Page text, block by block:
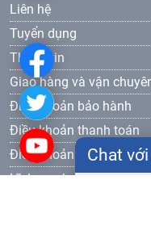
Liên hệ
Tuyển dụng
Thông tin
Giao hàng và vận
Điều khoản bảo hành
Điều khoản thanh toán
Điều khoản bảo mật
Lĩnh vực hoạt động
577
Chat